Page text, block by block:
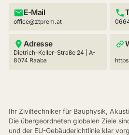
E-Mail
office@ztprem.at
Adresse
Dietrich-Keller-Straße 24 | A-
8074 Raaba
Ihr Ziviltechniker für Bauphysik,
Die übergeordneten globalen Ziele
und der EU-Gebäuderichtlinie klar